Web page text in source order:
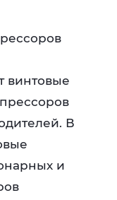
винтовые
В
и